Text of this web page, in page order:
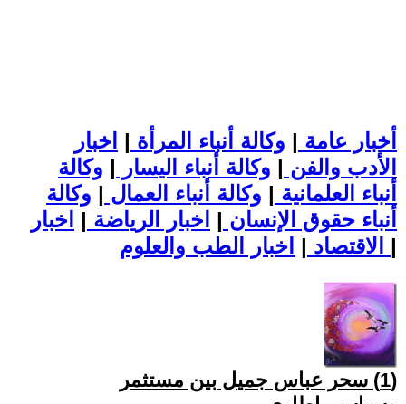
أخبار عامة | وكالة أنباء المرأة | اخبار
الأدب والفن | وكالة أنباء اليسار | وكالة
أنباء العلمانية | وكالة أنباء العمال | وكالة
أنباء حقوق الإنسان | اخبار الرياضة | اخبار
الاقتصاد | |
(1) سحر عباس جميل بين مستثمر